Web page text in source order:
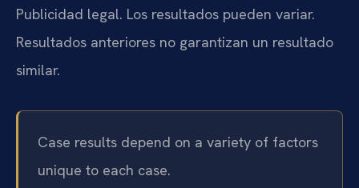
Publicidad legal. Los resultados pueden variar.
Resultados anteriores no garantizan un resultado
similar.
Case results depend on a variety of factors
unique to each case.